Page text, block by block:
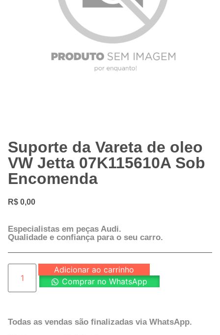
Suporte da Vareta de oleo
VW Jetta 07K115610A Sob
Encomenda
R$ 0,00
Especialistas em peças Audi.
Qualidade e confiança para o seu carro.
Adicionar ao carrinho
Comprar no WhatsApp
Todas as vendas são finalizadas via WhatsApp.